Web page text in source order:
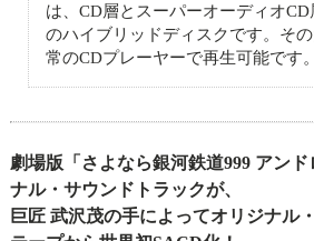
は、CD層とスーパーオーディオ
のハイブリッドディスクです。そ
常のCDプレーヤーで再生可能です。
劇場版「さよなら銀河鉄道999 アン
ナル・サウンドトラックが、
巨匠 武沢茂の手によってオリジナル